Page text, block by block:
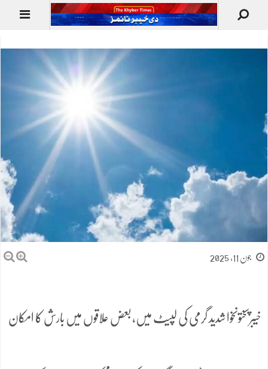
جون 11, 2025
خیبرپختونخوا شدید گرمی کی لپیٹ میں، بعض علاقوں میں بارش کا امکان